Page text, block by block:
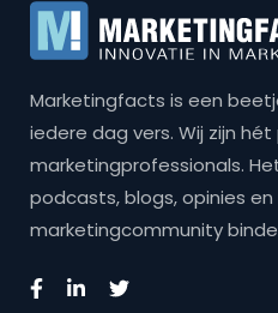
Marketingfacts is een
iedere dag vers. Wij zijn
marketingprofessionals.
podcasts, blogs, opinies
marketingcommunity